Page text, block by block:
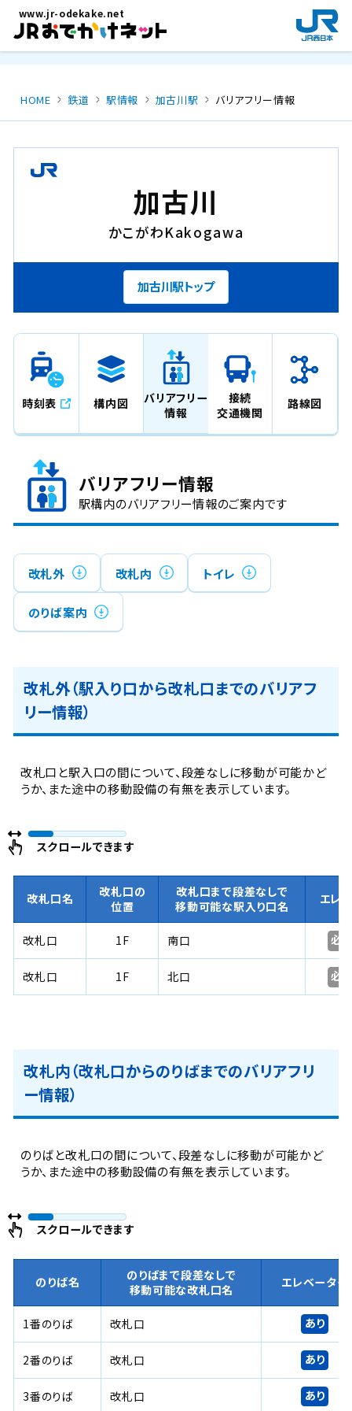
メインコンテンツにスキップ
www.jr-odekake.net
新
規
ウ
で
HOME 鉄道 駅情報 加古川駅 バリアフリー情報
加古川
かこがわKakogawa
加古川駅トップ
時刻表 構内図
バリアフリー
情報
接続
交通機関
路線図
バリアフリー情報
駅構内のバリアフリー情報のご案内です
改札外 改札内 トイレ
のりば案内
改札外（駅入り口から改札口までのバリアフ
リー情報）
改札口と駅入口の間について、段差なしに移動が可能かど
うか、また途中の移動設備の有無を表示しています。
スクロールできます
改札口名
改札口の
位置
改札口まで段差なしで
移動可能な駅入り口名
エレ
改札口 1F 南口 必
改札口 1F 北口 必
改札内（改札口からのりばまでのバリアフリ
ー情報）
のりばと改札口の間について、段差なしに移動が可能かど
うか、また途中の移動設備の有無を表示しています。
スクロールできます
のりば名
のりばまで段差なしで
移動可能な改札口名
エレベーター
1番のりば 改札口 あり
2番のりば 改札口 あり
3番のりば 改札口 あり